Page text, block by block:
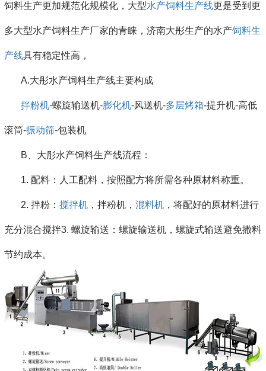
饲料生产更加规范化规模化，大型水产饲料生产线更是受到更
多大型水产饲料生产厂家的青睐，济南大彤生产的水产饲料生
产线具有稳定性高，
A.大彤水产饲料生产线主要构成
拌粉机-螺旋输送机-膨化机-风送机-多层烤箱-提升机-高低
滚筒-振动筛-包装机
B、大彤水产饲料生产线流程：
1. 配料：人工配料，按照配方将所需各种原材料称重。
2. 拌粉： 搅拌机 ，拌粉机， 混料机 ，将配好的原材料进行
充分混合搅拌3. 螺旋输送：螺旋输送机，螺旋式输送避免撒料
节约成本。